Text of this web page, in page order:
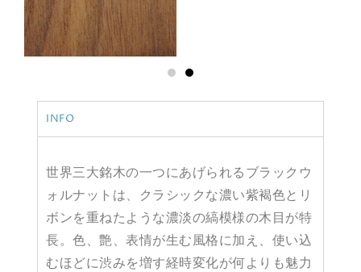
INFO
世界三大銘木の一つにあげられるブラックウ
ォルナットは、クラシックな濃い紫褐色とリ
ボンを重ねたような濃淡の縞模様の木目が特
長。色、艶、表情が生む風格に加え、使い込
むほどに渋みを増す経時変化が何よりも魅力